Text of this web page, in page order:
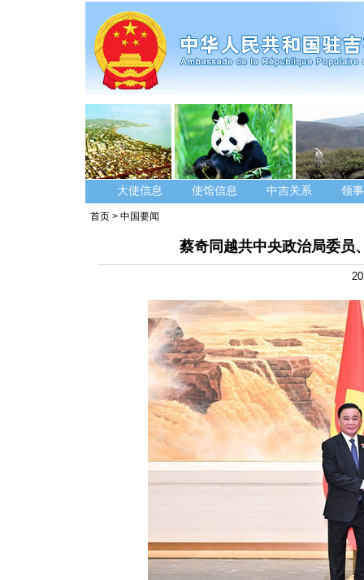
大使信息 使馆信息 中吉关系 领
首页 > 中国要闻
蔡奇同越共中央政治局委员